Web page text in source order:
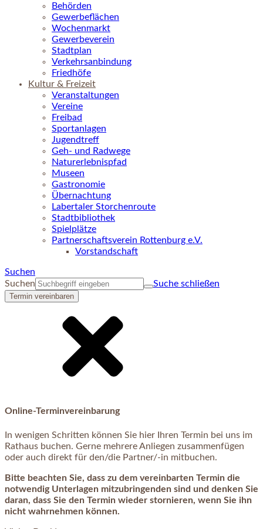
Behörden
Gewerbeflächen
Wochenmarkt
Gewerbeverein
Stadtplan
Verkehrsanbindung
Friedhöfe
Kultur & Freizeit
Veranstaltungen
Vereine
Freibad
Sportanlagen
Jugendtreff
Geh- und Radwege
Naturerlebnispfad
Museen
Gastronomie
Übernachtung
Labertaler Storchenroute
Stadtbibliothek
Spielplätze
Partnerschaftsverein Rottenburg e.V.
Vorstandschaft
Suchen
Suchen
Suche schließen
Termin vereinbaren
Online-Terminvereinbarung
In wenigen Schritten können Sie hier Ihren Termin bei uns im
Rathaus buchen. Gerne mehrere Anliegen zusammenfügen
oder auch direkt für den/die Partner/-in mitbuchen.
Bitte beachten Sie, dass zu dem vereinbarten Termin die
notwendig Unterlagen mitzubringenden sind und denken Sie
daran, dass Sie den Termin wieder stornieren, wenn Sie ihn
nicht wahrnehmen können.